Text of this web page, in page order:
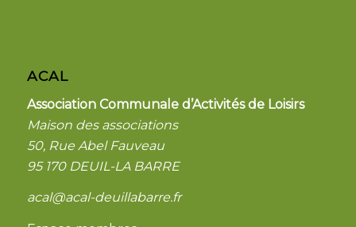
ACAL
Association Communale d’Activités de Loisirs
Maison des associations
50, Rue Abel Fauveau
95 170 DEUIL-LA BARRE
acal@acal-deuillabarre.fr